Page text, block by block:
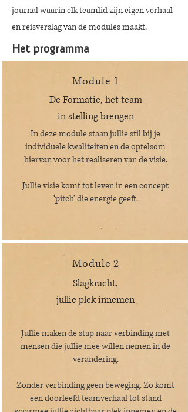
journal waarin elk teamlid zijn eigen verhaal
en reisverslag van de modules maakt.
Het programma
Module 1
De Formatie, het team
in stelling brengen
In deze module staan jullie stil bij je
individuele kwaliteiten en de optelsom
hiervan voor het realiseren van de visie.
Jullie visie komt tot leven in een concept
‘pitch’ die energie geeft.
Module 2
Slagkracht,
jullie plek innemen
Jullie maken de stap naar verbinding met
mensen die jullie mee willen nemen in de
verandering.
Zonder verbinding geen beweging. Zo komt
een doorleefd teamverhaal tot stand